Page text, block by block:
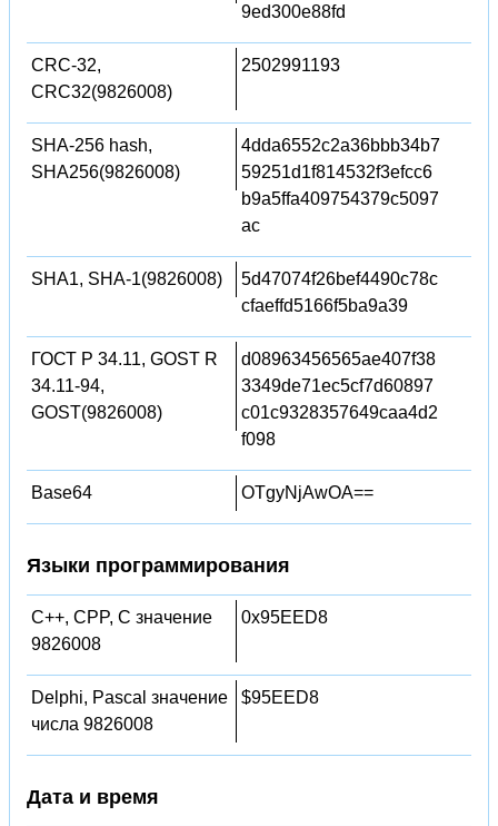
9ed300e88fd
CRC-32,
CRC32(9826008)
2502991193
SHA-256 hash,
SHA256(9826008)
4dda6552c2a36bbb34b7
59251d1f814532f3efcc6
b9a5ffa409754379c5097
ac
SHA1, SHA-1(9826008)
5d47074f26bef4490c78c
cfaeffd5166f5ba9a39
ГОСТ Р 34.11, GOST R
34.11-94,
GOST(9826008)
d08963456565ae407f38
3349de71ec5cf7d60897
c01c9328357649caa4d2
f098
Base64 OTgyNjAwOA==
Языки программирования
C++, CPP, C значение
9826008
0x95EED8
Delphi, Pascal значение
числа 9826008
$95EED8
Дата и время